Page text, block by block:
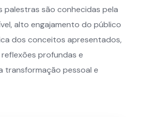
palestras são conhecidas pela
alto engajamento do público
dos conceitos apresentados,
profundas e
transformação pessoal e